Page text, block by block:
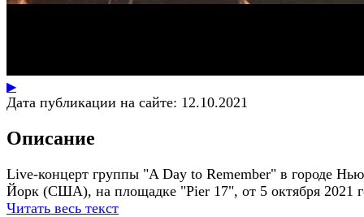
▶
Дата публикации на сайте: 12.10.2021
Описание
Live-концерт группы "A Day to Remember" в городе
Йорк (США), на площадке "Pier 17", от 5 октября 2021
Читать весь текст